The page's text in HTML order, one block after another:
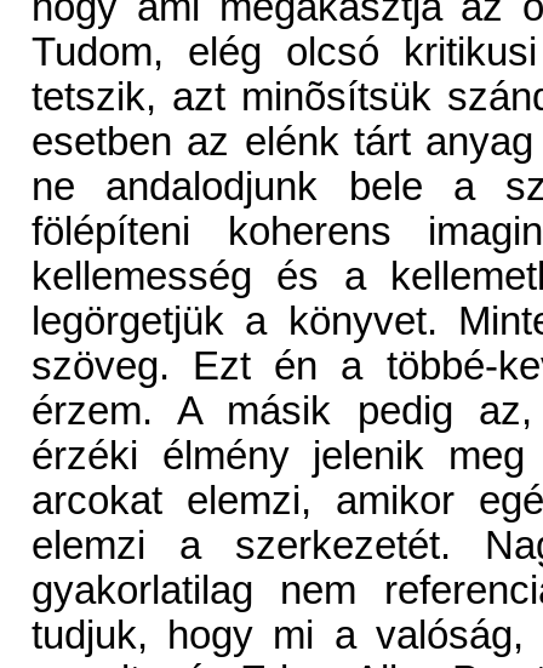
Tudom, elég olcsó
tetszik, azt minõsítsük
esetben az elénk tárt
ne andalodjunk bele a
fölépíteni koherens
kellemesség és a
legörgetjük a könyvet.
szöveg. Ezt én a többé-
érzem. A másik pedig az,
érzéki élmény jelenik
arcokat elemzi, amikor
elemzi a szerkezetét.
gyakorlatilag nem
tudjuk, hogy mi a